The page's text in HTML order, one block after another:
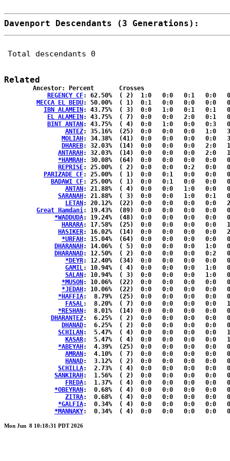
Davenport Descendants (3 Generations):
Total descendants 0
Related
REGENCY CF: 62.50%	( 2)  1:0   0:0   0:1   0:0   0:0  { 0:0 }
MECCA EL BEDU: 50.00%	( 1)  0:1   0:0   0:0   0:0   0:0  { 0:0 }
IBN ALAMEIN : 43.75%	( 3)  0:0   1:0   0:1   0:1   0:0  { 0:0 }
EL ALAMEIN : 43.75%	( 7)  0:0   0:0   2:0   0:1   0:4  { 0:0 }
BINT ANTAN : 43.75%	( 4)  0:0   1:0   0:0   0:3   0:0  { 0:0 }
ANTEZ: 35.16%	(25)  0:0   0:0   0:0   1:0   3:0  { 2:19}
MOLIAH : 34.38%	(41)  0:0   0:0   0:0   0:0   3:0  { 6:32}
DHAREB: 32.03%	(14)  0:0   0:0   0:0   2:0   1:1  { 0:10}
ANTARAH : 32.03%	(14)  0:0   0:0   0:0   2:0   1:1  { 0:10}
*HAMRAH : 30.08%	(64)  0:0   0:0   0:0   0:0   0:0  {14:50}
REPRISE: 25.00%	( 2)  0:0   0:0   0:2   0:0   0:0  { 0:0 }
PARIZADE CF: 25.00%	( 1)  0:0   0:1   0:0   0:0   0:0  { 0:0 }
BADAWI CF: 25.00%	( 1)  0:0   0:1   0:0   0:0   0:0  { 0:0 }
ANTAN : 21.88%	( 4)  0:0   0:0   1:0   0:0   0:3  { 0:0 }
SARANAH : 21.88%	( 3)  0:0   0:0   1:0   0:1   0:1  { 0:0 }
LETAN : 20.12%	(22)  0:0   0:0   0:0   0:0   2:0  { 3:17}
Great Hamdani: 19.43%	(89)  0:0   0:0   0:0   0:0   0:0  {20:69}
*WADDUDA: 19.24%	(48)  0:0   0:0   0:0   0:0   0:0  {11:37}
HARARA: 17.58%	(25)  0:0   0:0   0:0   0:0   1:0  { 5:19}
HASIKER: 16.02%	(14)  0:0   0:0   0:0   0:0   2:0  { 1:11}
*URFAH : 15.04%	(64)  0:0   0:0   0:0   0:0   0:0  {14:50}
DHARANAH : 14.06%	( 5)  0:0   0:0   0:0   1:0   0:1  { 0:3 }
DHARANAD: 12.50%	( 2)  0:0   0:0   0:0   0:2   0:0  { 0:0 }
*DEYR: 12.40%	(34)  0:0   0:0   0:0   0:0   0:0  { 8:26}
GAMIL: 10.94%	( 4)  0:0   0:0   0:0   1:0   0:0  { 0:3 }
SALAN : 10.94%	( 3)  0:0   0:0   0:0   1:0   0:1  { 0:1 }
*MUSON : 10.06%	(22)  0:0   0:0   0:0   0:0   0:0  { 5:17}
*JEDAH : 10.06%	(22)  0:0   0:0   0:0   0:0   0:0  { 5:17}
*HAFFIA:  8.79%	(25)  0:0   0:0   0:0   0:0   0:0  { 6:19}
FASAL:  8.20%	( 7)  0:0   0:0   0:0   0:0   1:0  { 1:5 }
*RESHAN :  8.01%	(14)  0:0   0:0   0:0   0:0   0:0  { 3:11}
DHARANTEZ:  6.25%	( 2)  0:0   0:0   0:0   0:0   0:2  { 0:0 }
DHANAD:  6.25%	( 2)  0:0   0:0   0:0   0:0   0:2  { 0:0 }
SCHILAN :  5.47%	( 4)  0:0   0:0   0:0   0:0   1:0  { 0:3 }
KASAR:  5.47%	( 4)  0:0   0:0   0:0   0:0   1:0  { 0:3 }
*ABEYAH :  4.39%	(25)  0:0   0:0   0:0   0:0   0:0  { 6:19}
AMRAN :  4.10%	( 7)  0:0   0:0   0:0   0:0   0:0  { 2:5 }
HANAD:  3.12%	( 2)  0:0   0:0   0:0   0:0   0:0  { 0:2 }
SCHILLA:  2.73%	( 4)  0:0   0:0   0:0   0:0   0:0  { 1:3 }
SANKIRAH :  1.56%	( 2)  0:0   0:0   0:0   0:0   0:0  { 0:2 }
FREDA:  1.37%	( 4)  0:0   0:0   0:0   0:0   0:0  { 1:3 }
*OBEYRAN :  0.68%	( 4)  0:0   0:0   0:0   0:0   0:0  { 1:3 }
ZITRA:  0.68%	( 4)  0:0   0:0   0:0   0:0   0:0  { 1:3 }
*GALFIA:  0.34%	( 4)  0:0   0:0   0:0   0:0   0:0  { 1:3 }
*MANNAKY